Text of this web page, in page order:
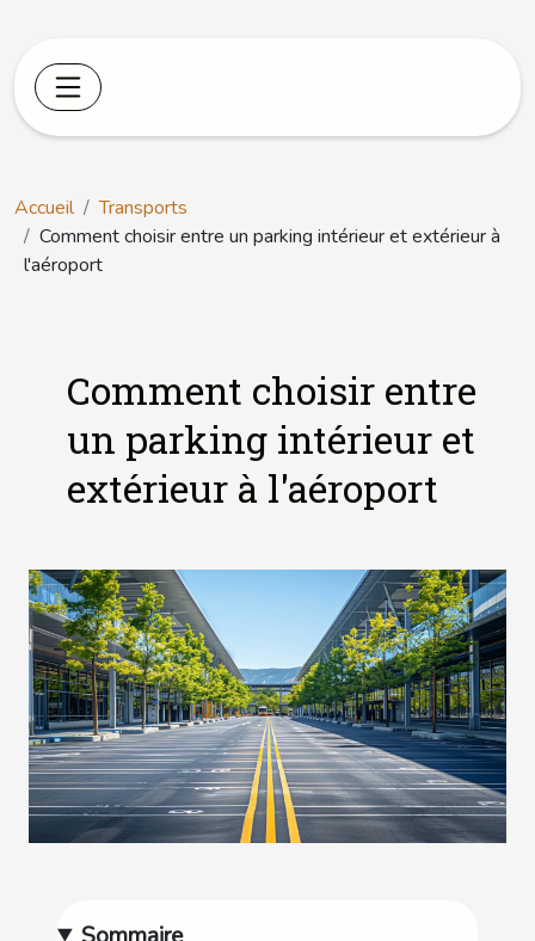
Accueil
Transports
Comment choisir entre un parking intérieur et extérieur à
l'aéroport
Comment choisir entre
un parking intérieur et
extérieur à l'aéroport